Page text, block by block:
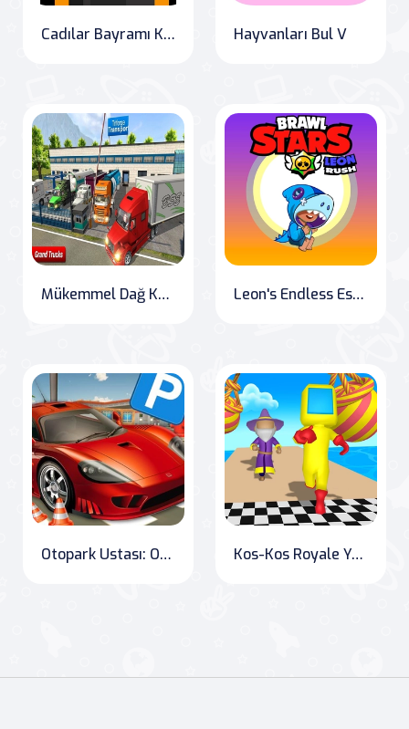
Cadılar Bayramı Korku Katliamı Hayvanları Bul V
Mükemmel Dağ Kamyon Römork Simülatörü Leon's Endless Escape
Otopark Ustası: Online Oyunlar Dünyası'nda eğlenceyi kesintisiz yaşayın! Otopark oyunlarına yeni bir bakış açısı getiren popüler mobil oyunun geri dönüşünü kaçırmayın! Kos-Kos Royale Yarışması